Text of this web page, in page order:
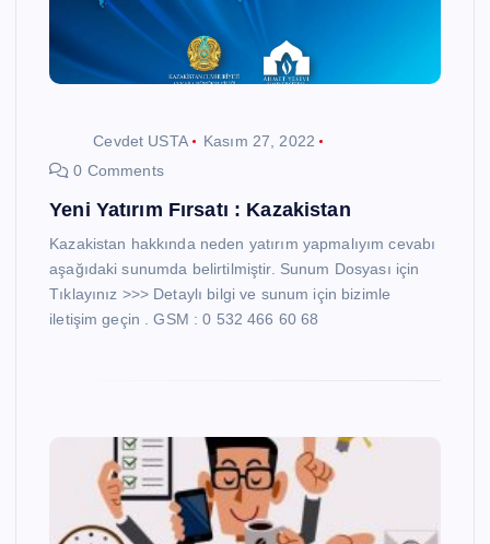
Cevdet USTA
Kasım 27, 2022
0 Comments
Yeni Yatırım Fırsatı : Kazakistan
Kazakistan hakkında neden yatırım yapmalıyım cevabı
aşağıdaki sunumda belirtilmiştir. Sunum Dosyası için
Tıklayınız >>> Detaylı bilgi ve sunum için bizimle
iletişim geçin . GSM : 0 532 466 60 68